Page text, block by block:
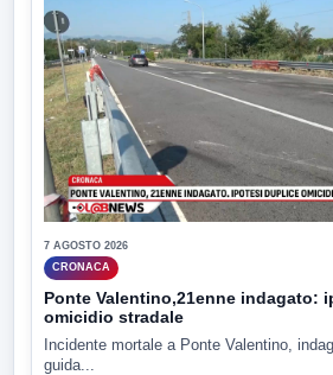
7 AGOSTO 2026
CRONACA
Ponte Valentino,21enne indagato:
omicidio stradale
Incidente mortale a Ponte Valentino,
guida...